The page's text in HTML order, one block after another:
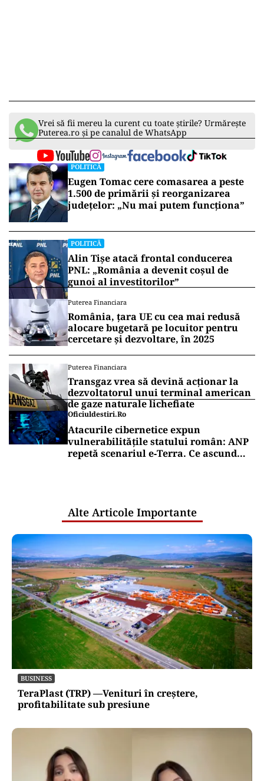
Vrei să fii mereu la curent cu toate știrile? Urmărește
Puterea.ro și pe canalul de WhatsApp
POLITICĂ
Eugen Tomac cere comasarea a peste
1.500 de primării și reorganizarea
județelor: „Nu mai putem funcționa”
POLITICĂ
Alin Tișe atacă frontal conducerea
PNL: „România a devenit coșul de
gunoi al investitorilor”
Puterea Financiara
România, țara UE cu cea mai redusă
alocare bugetară pe locuitor pentru
cercetare și dezvoltare, în 2025
Puterea Financiara
Transgaz vrea să devină acționar la
dezvoltatorul unui terminal american
de gaze naturale lichefiate
Oficiuldestiri.ro
Atacurile cibernetice expun
vulnerabilitățile statului român: ANP
repetă scenariul e‑Terra. Ce ascund
Alte Articole Importante
BUSINESS
TeraPlast (TRP) —Venituri în creștere,
profitabilitate sub presiune